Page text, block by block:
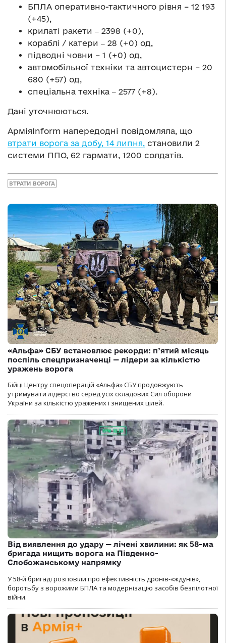
БПЛА оперативно-тактичного рівня – 12 193
(+45),
крилаті ракети ‒ 2398 (+0),
кораблі / катери ‒ 28 (+0) од,
підводні човни – 1 (+0) од,
автомобільної техніки та автоцистерн – 20
680 (+57) од,
спеціальна техніка ‒ 2577 (+8).
Дані уточнюються.
АрміяInform напередодні повідомляла, що
втрати ворога за добу, 14 липня, становили 2
системи ППО, 62 гармати, 1200 солдатів.
ВТРАТИ ВОРОГА
«Альфа» СБУ встановлює рекорди: п’ятий місяць
поспіль спецпризначенці — лідери за кількістю
уражень ворога
Бійці Центру спецоперацій «Альфа» СБУ продовжують
утримувати лідерство серед усіх складових Сил оборони
України за кількістю уражених і знищених цілей.
Від виявлення до удару — лічені хвилини: як 58-ма
бригада нищить ворога на Південно-
Слобожанському напрямку
У 58-й бригаді розповіли про ефективність дронів-«ждунів»,
боротьбу з ворожими БПЛА та модернізацію засобів безпілотної
війни.